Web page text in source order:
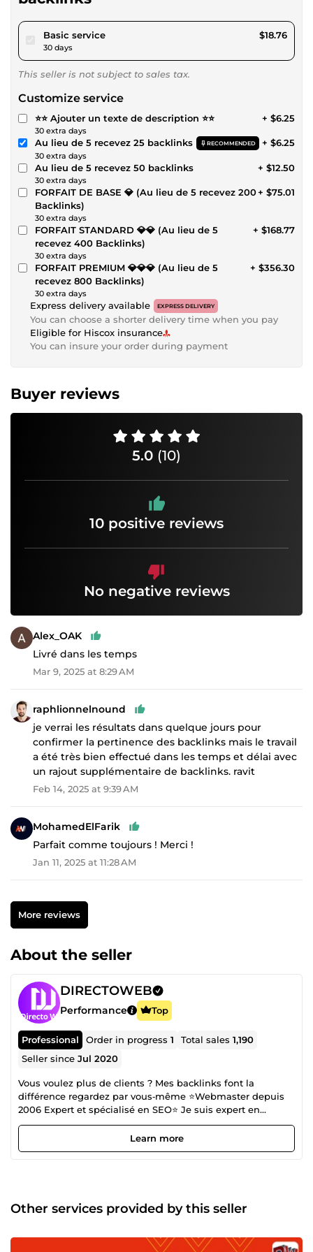
Basic servicepour $17.28
30 days
$18.76
This seller is not subject to sales tax.
Customize service
⭐⭐ Ajouter un texte de description ⭐⭐
30 extra days
+ $6.25
Au lieu de 5 recevez 25 backlinks RECOMMENDED
30 extra days
+ $6.25
Au lieu de 5 recevez 50 backlinks
30 extra days
+ $12.50
FORFAIT DE BASE 💎 (Au lieu de 5 recevez 200
Backlinks)
30 extra days
+ $75.01
FORFAIT STANDARD 💎💎 (Au lieu de 5
recevez 400 Backlinks)
30 extra days
+ $168.77
FORFAIT PREMIUM 💎💎💎 (Au lieu de 5
recevez 800 Backlinks)
30 extra days
+ $356.30
Express delivery available EXPRESS DELIVERY
You can choose a shorter delivery time when you pay
Eligible for Hiscox insurance
You can insure your order during payment
Buyer reviews
5.0 (10)
10 positive reviews
No negative reviews
Alex_OAK
Livré dans les temps
Mar 9, 2025 at 8:29 AM
raphlionnelnound
je verrai les résultats dans quelque jours pour
confirmer la pertinence des backlinks mais le travail
a été très bien effectué dans les temps et délai avec
un rajout supplémentaire de backlinks. ravit
Feb 14, 2025 at 9:39 AM
MohamedElFarik
Parfait comme toujours ! Merci !
Jan 11, 2025 at 11:28 AM
More reviews
About the seller
DIRECTOWEB
Performance Top
Professional Order in progress1 Total sales1,190
Seller sinceJul 2020
Vous voulez plus de clients ? Mes backlinks font la
différence regardez par vous‑même ⭐Webmaster depuis
2006 Expert et spécialisé en SEO⭐ Je suis expert en
référencement naturel (SEO) et spécialiste du netlinking,
avec une maîtrise complète de la création de backlinks, de
l’optimisation de l’autorité de domaine, et de la visibilité
positionnement Google, et de leur réputation digitale. 🔥
Ce que je fais mieux que personne Création de backlinks
backlinks, monitoring backlinks, stratégie backlinks)
Learn more
Other services provided by this seller